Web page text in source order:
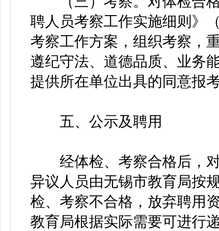
聘人员考察工作实施细则》
考察工作方案，组织考察，
遵纪守法、道德品质、业务
提供所在单位出具的同意报
五、公示及聘用
经体检、考察合格后，对
异议人员由无锡市教育局按
检、考察不合格，放弃聘用
教育局根据实际需要可进行